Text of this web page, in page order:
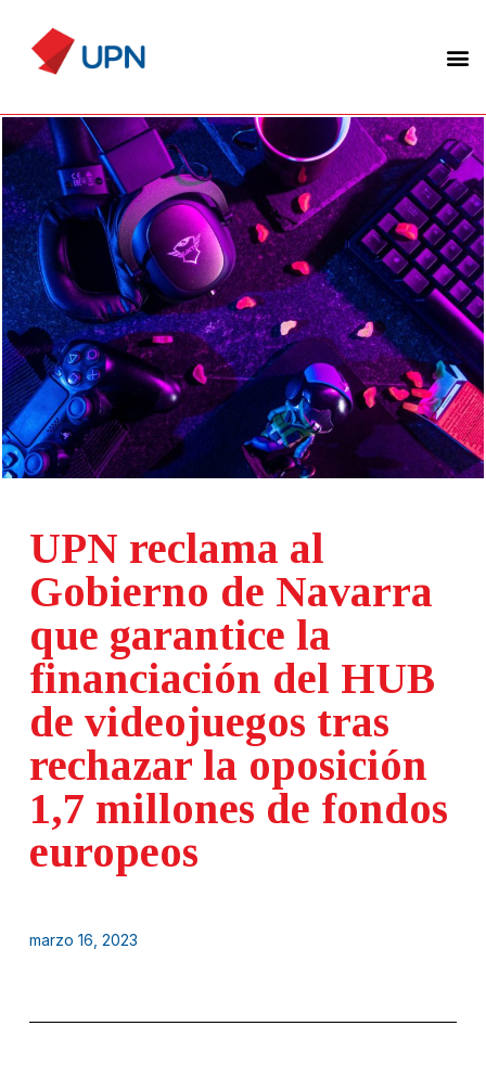
UPN reclama al
Gobierno de Navarra
que garantice la
financiación del HUB
de videojuegos tras
rechazar la oposición
1,7 millones de fondos
europeos
marzo 16, 2023